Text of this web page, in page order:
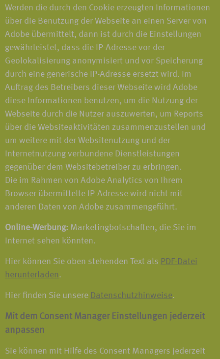
Werden die durch den Cookie erzeugten Informationen
über die Benutzung der Webseite an einen Server von
Adobe übermittelt, dann ist durch die Einstellungen
gewährleistet, dass die IP-Adresse vor der
Geolokalisierung anonymisiert und vor Speicherung
durch eine generische IP-Adresse ersetzt wird. Im
Auftrag des Betreibers dieser Webseite wird Adobe
diese Informationen benutzen, um die Nutzung der
Webseite durch die Nutzer auszuwerten, um Reports
über die Websiteaktivitäten zusammenzustellen und
um weitere mit der Websitenutzung und der
Internetnutzung verbundene Dienstleistungen
gegenüber dem Websitebetreiber zu erbringen.
Die im Rahmen von Adobe Analytics von Ihrem
Browser übermittelte IP-Adresse wird nicht mit
anderen Daten von Adobe zusammengeführt.
Online-Werbung: Marketingbotschaften, die Sie im
Internet sehen könnten.
Hier können Sie oben stehenden Text als PDF-Datei
herunterladen.
Hier finden Sie unsere Datenschutzhinweise.
Mit dem Consent Manager Einstellungen jederzeit
anpassen
Sie können mit Hilfe des Consent Managers jederzeit